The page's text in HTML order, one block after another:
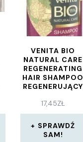
VENITA BIO
NATURAL CARE
REGENERATING
HAIR SHAMPOO
REGENERUJĄCY
WŁOSÓW
KERATYNA
400ML
17,45ZŁ
SPRAWDŹ
SAM!